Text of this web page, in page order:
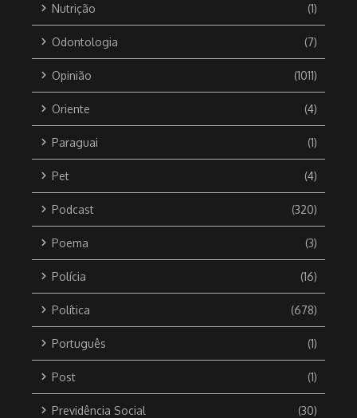
Nutrição (1)
Odontologia (7)
Opinião (1011)
Oriente (4)
Paraguai (1)
Pet (4)
Podcast (320)
Poema (3)
Polícia (16)
Política (678)
Português (1)
Post (1)
Previdência Social (30)